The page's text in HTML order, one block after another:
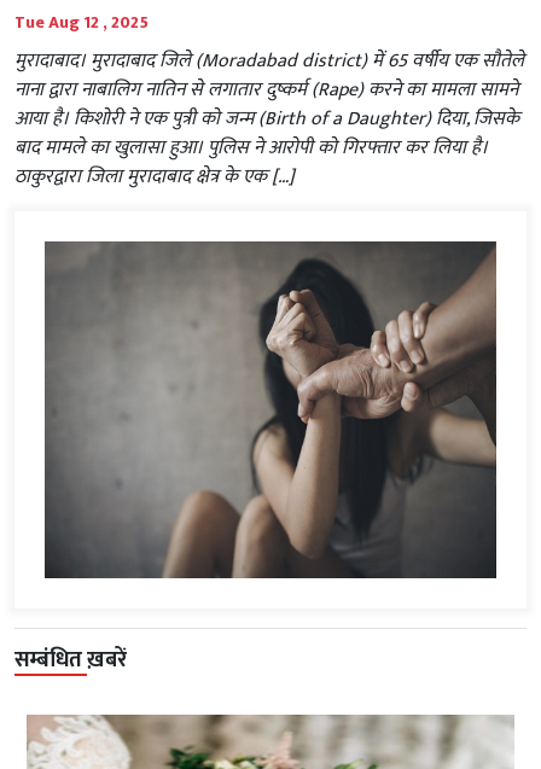
Tue Aug 12 , 2025
मुरादाबाद। मुरादाबाद जिले (Moradabad district) में 65 वर्षीय एक सौतेले
नाना द्वारा नाबालिग नातिन से लगातार दुष्कर्म (Rape) करने का मामला सामने
आया है। किशोरी ने एक पुत्री को जन्म (Birth of a Daughter) दिया, जिसके
बाद मामले का खुलासा हुआ। पुलिस ने आरोपी को गिरफ्तार कर लिया है।
ठाकुरद्वारा जिला मुरादाबाद क्षेत्र के एक […]
सम्बंधित ख़बरें